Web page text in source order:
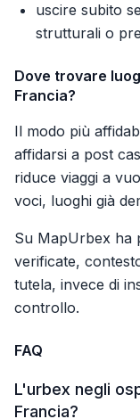
uscire subito
strutturali o
Dove trovare
Francia?
Il modo più
affidarsi a post
riduce viaggi a
voci, luoghi già
Su MapUrbex ha
verificate,
tutela, invece di
controllo.
FAQ
L'urbex negli
Francia?